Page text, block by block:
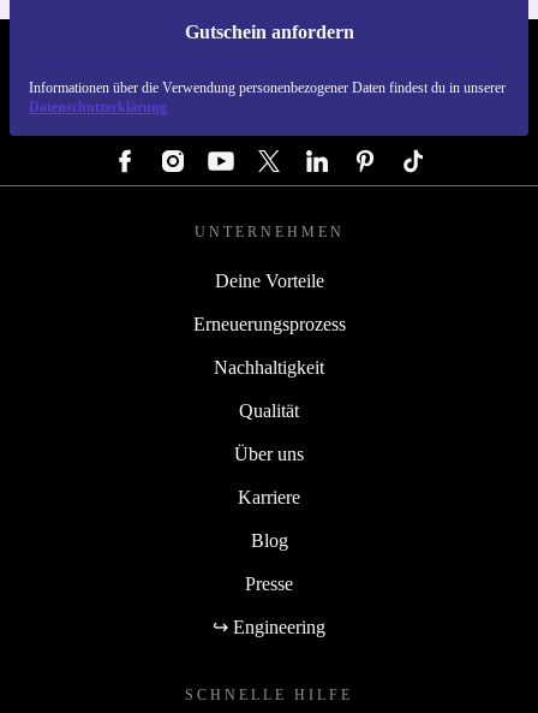
Gutschein anfordern
Informationen über die Verwendung personenbezogener Daten findest du in unserer
Datenschutzerklärung
UNTERNEHMEN
Deine Vorteile
Erneuerungsprozess
Nachhaltigkeit
Qualität
Über uns
Karriere
Blog
Presse
↪ Engineering
SCHNELLE HILFE